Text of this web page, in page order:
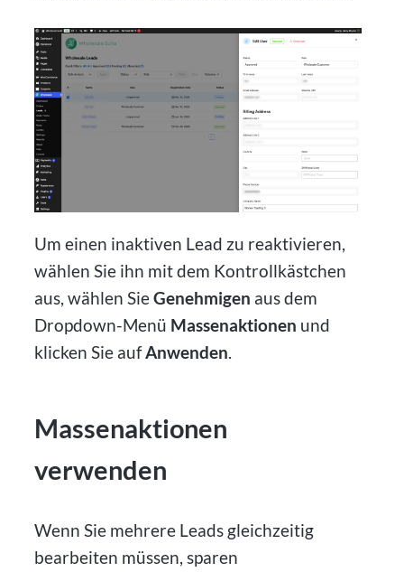
Um einen inaktiven Lead zu reaktivieren,
wählen Sie ihn mit dem Kontrollkästchen
aus, wählen SieGenehmigen aus dem
Dropdown-Menü Massenaktionen und
klicken Sie aufAnwenden.
Massenaktionen
verwenden
Wenn Sie mehrere Leads gleichzeitig
bearbeiten müssen, sparen